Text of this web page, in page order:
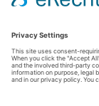
Afdruk|